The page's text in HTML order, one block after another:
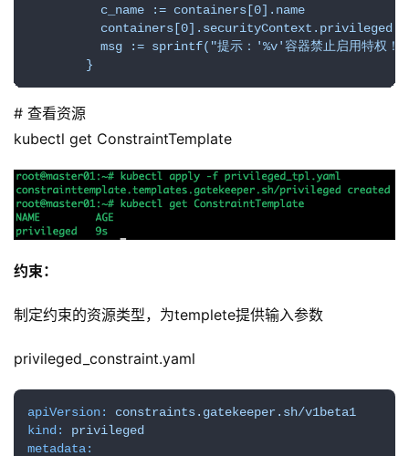
          c_name := containers[0].name
containers[0].securityContext.privileged #
msg := sprintf("提示：'%v'容器禁止启用特权！
        }
# 查看资源
kubectl get ConstraintTemplate
约束：
制定约束的资源类型，为templete提供输入参数
privileged_constraint.yaml
apiVersion:
constraints.gatekeeper.sh/v1beta1
kind:
privileged
metadata: